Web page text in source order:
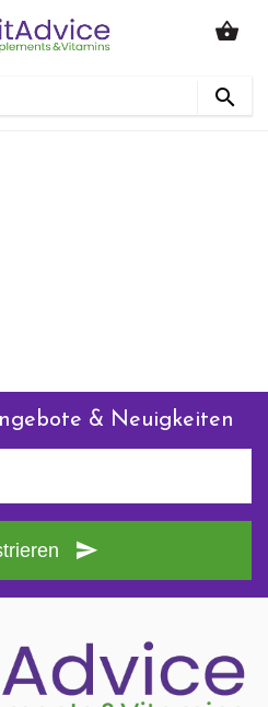
& Neuigkeiten